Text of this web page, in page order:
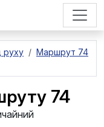
руху
Маршрут 74
74